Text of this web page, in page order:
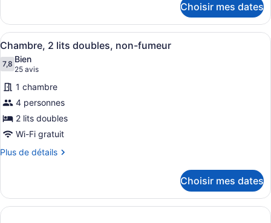
1
grand
lit,
non-
fumeur
Chambre,
grand
non-
fumeur
Choisir mes dates
Afficher
toutes
les
photos
pour
ce
type
de
chambre :
lits
doubles,
Une chambre d’hôtel avec deux
8
Chambre, 2 lits doubles, non-fumeur
7,87,8 sur 10
Bien
25 avis
(25 avis)
1 chambre
4 personnes
2 lits doubles
Wi-Fi gratuit
Plus de détails
Plus
Chambre,
lits
Choisir mes dates